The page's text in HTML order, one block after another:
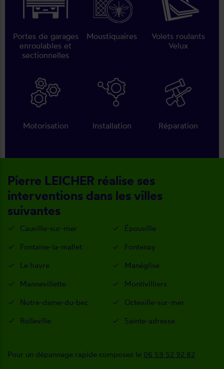
Portes de garages
enroulables et
sectionnelles
Moustiquaires
Volets roulants
Velux
Motorisation Installation Réparation
Pierre LEICHER réalise ses
interventions dans les villes
suivantes
Cauville-sur-mer
Épouville
Fontaine-la-mallet
Fontenay
Le havre
Manéglise
Mannevillette
Montivilliers
Notre-dame-du-bec
Octeville-sur-mer
Rolleville
Sainte-adresse
Pour un dépannage rapide composez le 06 59 52 92 82